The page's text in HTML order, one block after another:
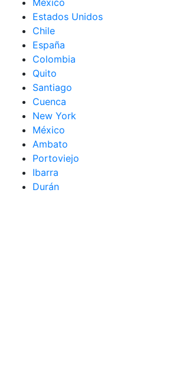
Estados Unidos
Chile
España
Colombia
Quito
Santiago
Cuenca
New York
México
Ambato
Portoviejo
Ibarra
Durán